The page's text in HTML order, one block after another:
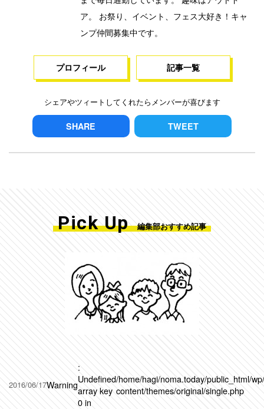
ア。 お祭り、イベント、フェス大好き！キャ
ンプ仲間募集中です。
プロフィール 記事一覧
シェアやツィートしてくれたらメンバーが喜びます
SHARE TWEET
Pick Up 編集部おすすめ記事
2016/06/17Warning
:
Undefined
array key
0 in
/home/hagi/noma.today/public_html/
content/themes/original/single.php